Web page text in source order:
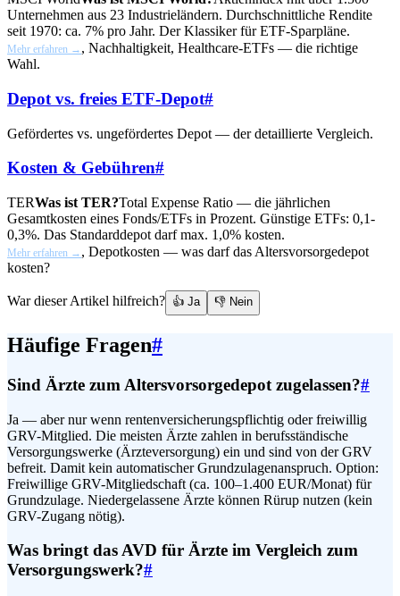
Unternehmen aus 23 Industrieländern. Durchschnittliche Rendite
seit 1970: ca. 7% pro Jahr. Der Klassiker für ETF-Sparpläne.
Mehr erfahren → , Nachhaltigkeit, Healthcare-ETFs — die richtige
Wahl.
Depot vs. freies ETF-Depot#
Gefördertes vs. ungefördertes Depot — der detaillierte Vergleich.
Kosten & Gebühren#
TERWas ist TER?Total Expense Ratio — die jährlichen
Gesamtkosten eines Fonds/ETFs in Prozent. Günstige ETFs: 0,1-
0,3%. Das Standarddepot darf max. 1,0% kosten.
Mehr erfahren → , Depotkosten — was darf das Altersvorsorgedepot
kosten?
War dieser Artikel hilfreich? 👍 Ja 👎 Nein
Häufige Fragen#
Sind Ärzte zum Altersvorsorgedepot zugelassen?#
Ja — aber nur wenn rentenversicherungspflichtig oder freiwillig
GRV-Mitglied. Die meisten Ärzte zahlen in berufsständische
Versorgungswerke (Ärzteversorgung) ein und sind von der GRV
befreit. Damit kein automatischer Grundzulagenanspruch. Option:
Freiwillige GRV-Mitgliedschaft (ca. 100–1.400 EUR/Monat) für
Grundzulage. Niedergelassene Ärzte können Rürup nutzen (kein
GRV-Zugang nötig).
Was bringt das AVD für Ärzte im Vergleich zum
Versorgungswerk?#